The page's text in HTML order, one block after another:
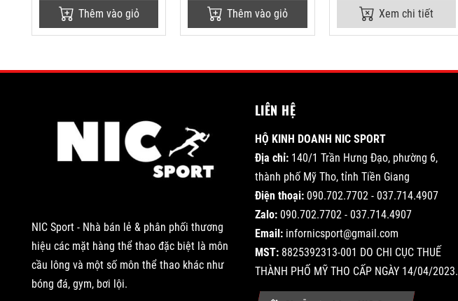
Thêm vào giỏ Thêm vào giỏ Xem chi tiết
NIC Sport - Nhà bán lẻ & phân phối thương
hiệu các mặt hàng thể thao đặc biệt là môn
cầu lông và một số môn thể thao khác như
bóng đá, gym, bơi lội.
LIÊN HỆ
HỘ KINH DOANH NIC SPORT
Địa chỉ: 140/1 Trần Hưng Đạo, phường 6,
thành phố Mỹ Tho, tỉnh Tiền Giang
Điện thoại: 090.702.7702 - 037.714.4907
Zalo: 090.702.7702 - 037.714.4907
Email: infornicsport@gmail.com
MST: 8825392313-001 DO CHI CỤC THUẾ
THÀNH PHỐ MỸ THO CẤP NGÀY 14/04/2023.